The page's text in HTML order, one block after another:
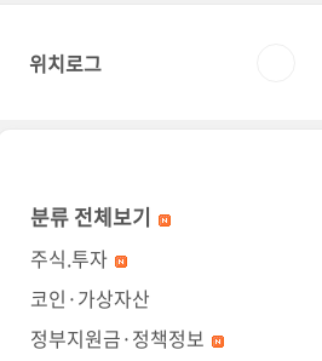
위치로그
분류 전체보기
주식.투자
코인·가상자산
정부지원금·정책정보